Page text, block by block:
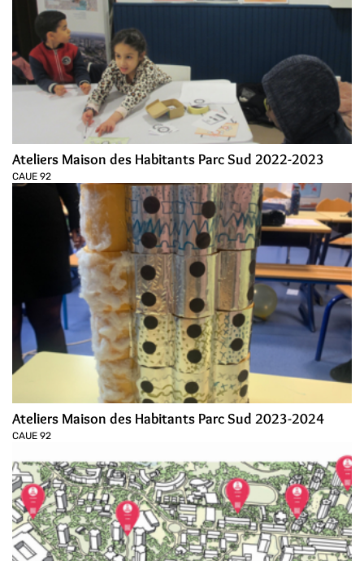
Ateliers Maison des Habitants Parc Sud 2022-2023
CAUE 92
Ateliers Maison des Habitants Parc Sud 2023-2024
CAUE 92